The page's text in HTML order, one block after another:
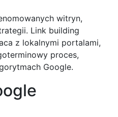
witryn,
Link building
z lokalnymi portalami,
proces,
Google.